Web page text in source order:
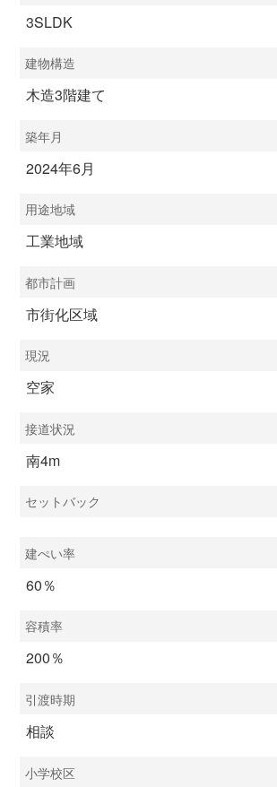
3SLDK
建物構造
木造3階建て
築年月
2024年6月
用途地域
工業地域
都市計画
市街化区域
現況
空家
接道状況
南4m
セットバック
建ぺい率
60％
容積率
200％
引渡時期
相談
小学校区